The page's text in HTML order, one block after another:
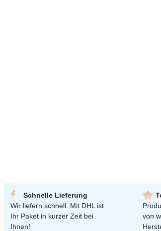
Schnelle Lieferung
Wir liefern schnell. Mit DHL ist
Ihr Paket in kurzer Zeit bei
Ihnen!
von